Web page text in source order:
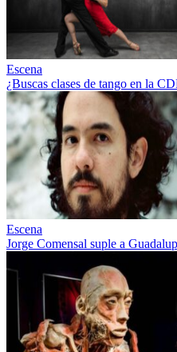
Escena
¿Buscas clases de tango en la
Escena
Jorge Comensal suple a